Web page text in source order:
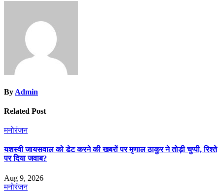
By Admin
Related Post
मनोरंजन
यशस्वी जायसवाल को डेट करने की खबरों पर मृणाल ठाकुर ने तोड़ी चुप्पी, रिश्ते
पर दिया जवाब?
Aug 9, 2026
मनोरंजन